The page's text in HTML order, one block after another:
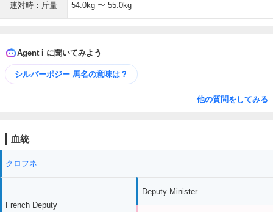
連対時：斤量 54.0kg 〜 55.0kg
Agent i に聞いてみよう
シルバーポジー 馬名の意味は？
他の質問をしてみる
血統
クロフネ
French Deputy
Deputy Minister